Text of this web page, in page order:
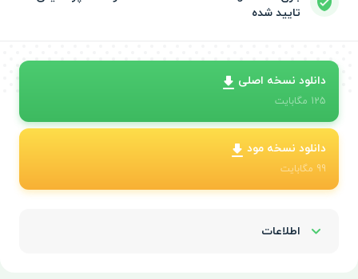
تایید شده
دانلود نسخه اصلی
125 مگابایت
دانلود نسخه مود
99 مگابایت
اطلاعات